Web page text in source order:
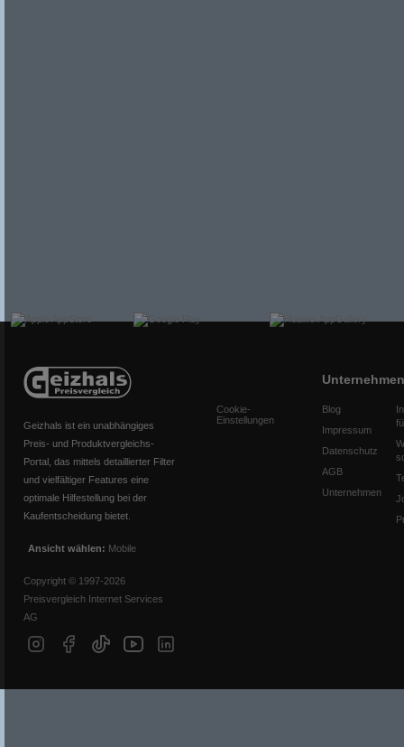
Geizhals ist ein unabhängiges
Preis- und Produktvergleichs-
Portal, das mittels detaillierter Filter
und vielfältiger Features eine
optimale Hilfestellung bei der
Kaufentscheidung bietet.
Ansicht wählen: Mobile
Copyright © 1997-2026
Preisvergleich Internet Services
AG
Cookie-
Einstellungen
Unternehmen
Blog
Impressum
Datenschutz
AGB
Unternehmen